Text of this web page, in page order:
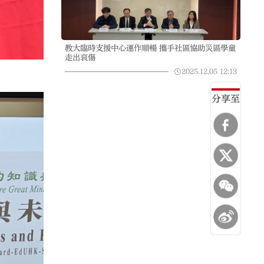
分享至
教大臨時支援中心運作順暢 攜手社區協助災區學童
走出哀傷
2025.12.05 12:13